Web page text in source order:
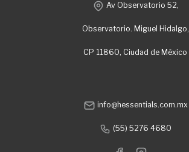
Av Observatorio 52,
Observatorio. Miguel Hidalgo,
CP 11860, Ciudad de México
info@hessentials.com.mx
(55) 5276 4680